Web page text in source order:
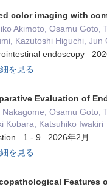
color imaging with
Akimoto, Osamu Goto,
Kazutoshi Higuchi, Jun
endoscopy
を見る
Evaluation of
Nakagome, Osamu Goto,
Kobara, Katsuhiko Iwakiri
1 - 9 2026年2月
を見る
Features